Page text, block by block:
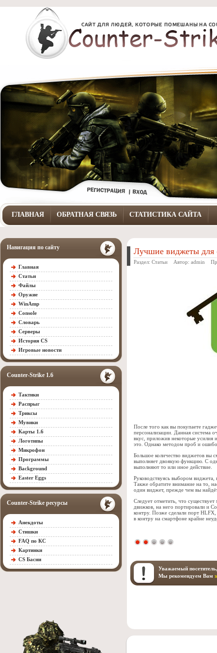
ГЛАВНАЯ ОБРАТНАЯ СВЯЗЬ СТАТИСТИКА САЙТА
Навигация по сайту
Главная
Статьи
Файлы
Оружие
WinAmp
Console
Словарь
Серверы
История CS
Игровые новости
Counter-Strike 1.6
Тактики
Распрыг
Триксы
Мувики
Карты 1.6
Логотипы
Микрофон
Программы
Background
Easter Eggs
Counter-Strike ресурсы
Анекдоты
Стишки
FAQ по КС
Картинки
CS Басни
Лучшие виджеты для
Раздел: Статьи Автор: admin
После того как вы покупаете
персонализации. Данная система
вкус, приложив некоторые усилия
это. Однако методом проб и
Большое количество виджетов вы
выполняет двоякую функцию. С
выполняют то или иное действие.
Руководствуясь выбором
Также обратите внимание на то,
один виджет, прежде чем вы
Следует отметить, что
движков, на него портировали и
контру. Позже сделали порт
в контру на смартфоне крайне
Уважаемый
Мы рекомендуем Вам